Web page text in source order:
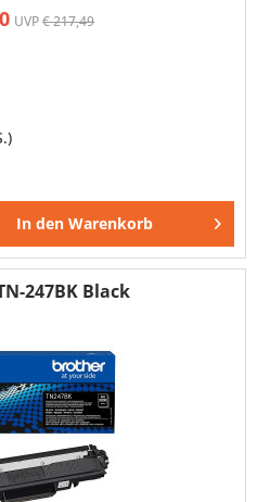
UVP€ 217,49
In den Warenkorb
247BK Black